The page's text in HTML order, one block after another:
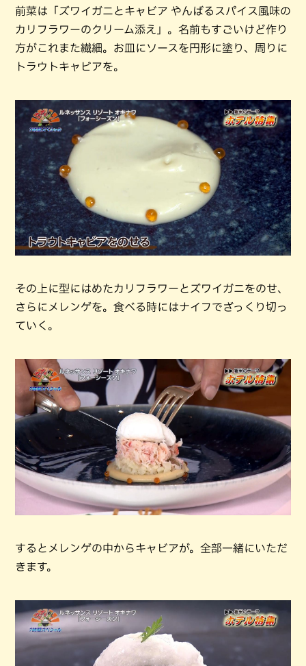
前菜は「ズワイガニとキャビア やんばるスパイス風味の
カリフラワーのクリーム添え」。名前もすごいけど作り
方がこれまた繊細。お皿にソースを円形に塗り、周りに
トラウトキャビアを。
その上に型にはめたカリフラワーとズワイガニをのせ、
さらにメレンゲを。食べる時にはナイフでざっくり切っ
ていく。
するとメレンゲの中からキャビアが。全部一緒にいただ
きます。